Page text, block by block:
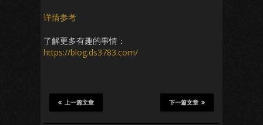
详情参考
了解更多有趣的事情：
https://blog.ds3783.com/
下一篇文章
上一篇文章